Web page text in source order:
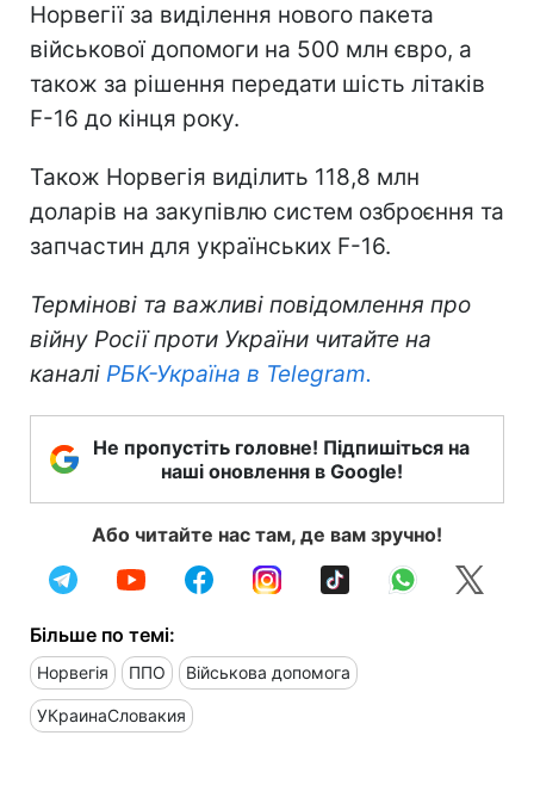
Норвегії за виділення нового пакета
військової допомоги на 500 млн євро, а
також за рішення передати шість літаків
F-16 до кінця року.
Також Норвегія виділить 118,8 млн
доларів на закупівлю систем озброєння та
запчастин для українських F-16.
Термінові та важливі повідомлення про
війну Росії проти України читайте на
каналі РБК-Україна в Telegram.
Не пропустіть головне! Підпишіться на
наші оновлення в Google!
Або читайте нас там, де вам зручно!
Більше по темі:
Норвегія ППО Військова допомога
УКраинаСловакия